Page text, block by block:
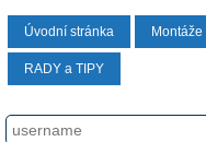
Úvodní stránka Montáže
RADY a TIPY